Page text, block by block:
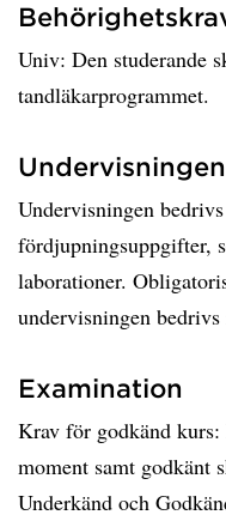
Univ: Den studerande
tandläkarprogrammet.
Undervisningen
fördjupningsuppgifter,
laborationer.
undervisningen
Examination
Krav för godkänd
moment samt godkänt
Underkänd och